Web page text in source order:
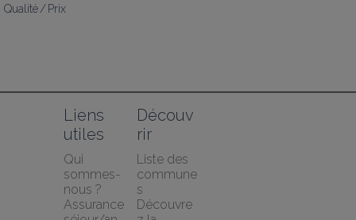
Qualité / Prix
Liens
utiles
Qui
sommes-
nous ?
Assurance
Découv
rir
Liste des
commune
s
Découvre